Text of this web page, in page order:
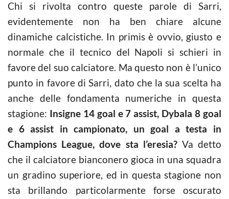
Chi si rivolta contro queste parole di Sarri,
evidentemente non ha ben chiare alcune
dinamiche calcistiche. In primis è ovvio, giusto e
normale che il tecnico del Napoli si schieri in
favore del suo calciatore. Ma questo non è l’unico
punto in favore di Sarri, dato che la sua scelta ha
anche delle fondamenta numeriche in questa
stagione: Insigne 14 goal e 7 assist, Dybala 8 goal
e 6 assist in campionato, un goal a testa in
Champions League, dove sta l’eresia?Va detto
che il calciatore bianconero gioca in una squadra
un gradino superiore, ed in questa stagione non
sta brillando particolarmente forse oscurato